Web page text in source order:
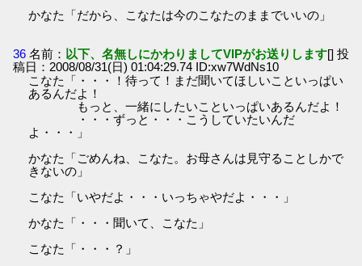
かなた「だから、こなたは今のこなたのままでいいの」
36 名前： 以下、名無しにかわりましてVIPがお送りします[] 投
稿日：2008/08/31(日) 01:04:29.74 ID:xw7WdNs10
こなた「・・・！待って！まだ聞いてほしいこといっぱい
あるんだよ！
もっと、一緒にしたいこといっぱいあるんだよ！
・・・ずっと・・・こうしていたいんだ
よ・・・」
かなた「ごめんね、こなた。お母さんは見守ることしかで
きないの」
こなた「いやだよ・・・いっちゃやだよ・・・」
かなた「・・・聞いて、こなた」
こなた「・・・？」